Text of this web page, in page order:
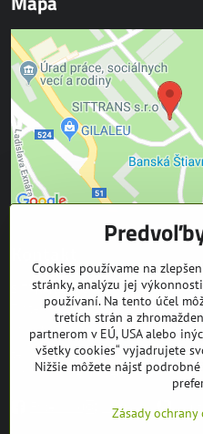
SITTRANS s.r.o.
Trate Mládeže 1
969 01 Banská Štiavnica
tel: +421 905 608 936
mail:info@equuseu.com
Instagram
Cookies používame na
stránky, analýzu jej
používaní. Na tento účel
tretích strán a
partnerom v EÚ, USA alebo
všetky cookies“ vyjadrujete
Nižšie môžete nájsť
Zásady